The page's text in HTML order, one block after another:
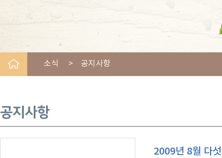
소식 > 공지사항
공지사항
2009년 8월 다